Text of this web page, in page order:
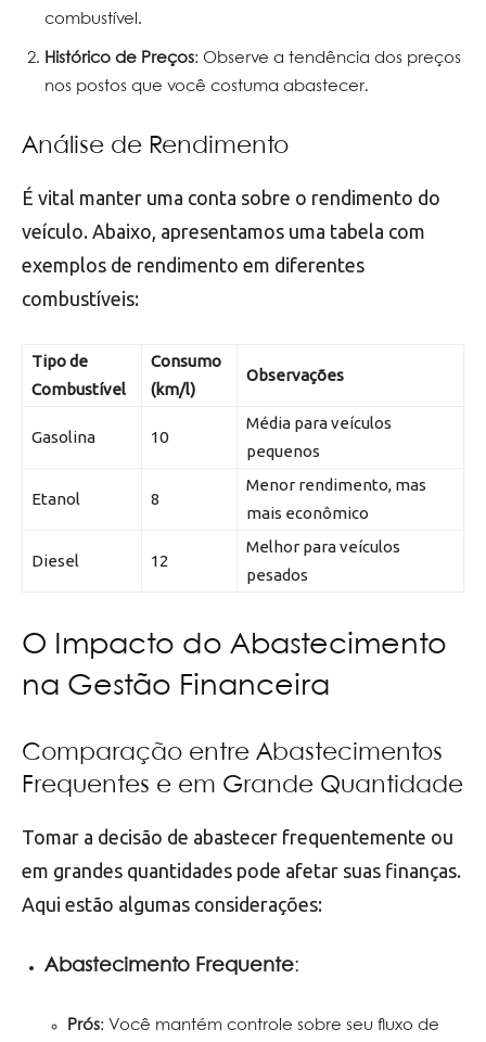
combustível.
Histórico de Preços: Observe a tendência dos preços
nos postos que você costuma abastecer.
Análise de Rendimento
É vital manter uma conta sobre o rendimento do
veículo. Abaixo, apresentamos uma tabela com
exemplos de rendimento em diferentes
combustíveis:
Tipo de
Combustível
Consumo
(km/l)
Observações
Gasolina 10
Média para veículos
pequenos
Etanol 8
Menor rendimento, mas
mais econômico
Diesel 12
Melhor para veículos
pesados
O Impacto do Abastecimento
na Gestão Financeira
Comparação entre Abastecimentos
Frequentes e em Grande Quantidade
Tomar a decisão de abastecer frequentemente ou
em grandes quantidades pode afetar suas finanças.
Aqui estão algumas considerações:
Abastecimento Frequente:
Prós: Você mantém controle sobre seu fluxo de